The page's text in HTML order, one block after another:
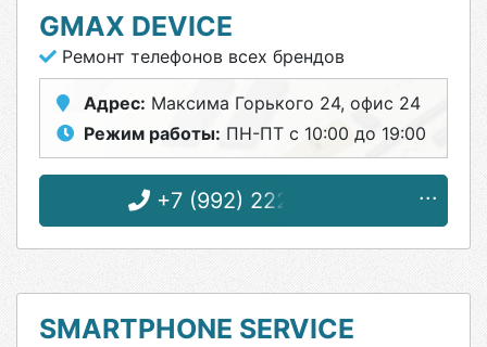
GMAX DEVICE
Ремонт телефонов всех брендов
Адрес: Максима Горького 24, офис 24
Режим работы: ПН-ПТ с 10:00 до 19:00
+7 (992) 222-13-55
SMARTPHONE SERVICE